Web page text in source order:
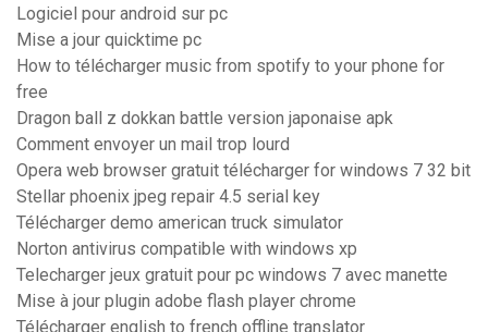
Logiciel pour android sur pc
Mise a jour quicktime pc
How to télécharger music from spotify to your phone for
free
Dragon ball z dokkan battle version japonaise apk
Comment envoyer un mail trop lourd
Opera web browser gratuit télécharger for windows 7 32 bit
Stellar phoenix jpeg repair 4.5 serial key
Télécharger demo american truck simulator
Norton antivirus compatible with windows xp
Telecharger jeux gratuit pour pc windows 7 avec manette
Mise à jour plugin adobe flash player chrome
Télécharger english to french offline translator